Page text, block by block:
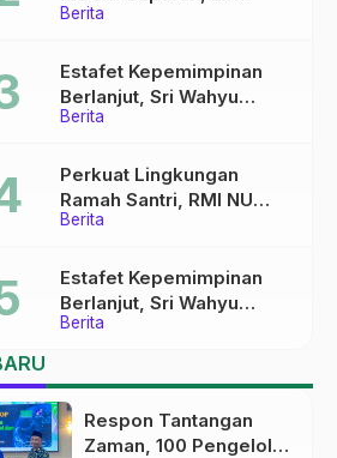
Berita
Ma’arif NU Wonosobo
Kepemimpinan Nahdliyah
Berita
Estafet Kepemimpinan
Berlanjut, Sri Wahyu
Susilowati Resmi Pimpin
Berita
Perkuat Lingkungan
Ramah Santri, RMI NU
Gelar ‘Sambang
Berita
Estafet Kepemimpinan
Berlanjut, Sri Wahyu
Susilowati Resmi Pimpin
Respon Tantangan
Zaman, 100 Pengelola